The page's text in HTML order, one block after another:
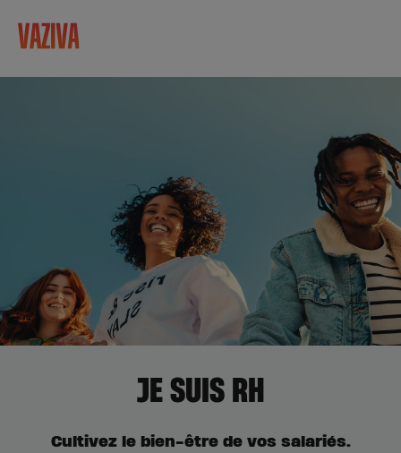
JE SUIS RH
Cultivez le bien-être de vos salariés.